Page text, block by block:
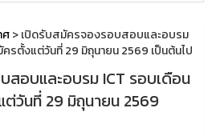
ศ> เปิดรับสมัครจองรอบสอบและอบรม
รตั้งแต่วันที่ 29 มิถุนายน 2569 เป็นต้นไป
สอบและอบรม ICT รอบเดือน
วันที่ 29 มิถุนายน 2569